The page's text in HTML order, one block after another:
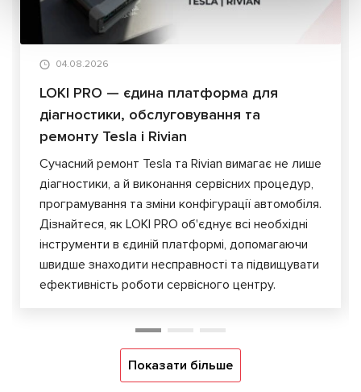
04.08.2026
LOKI PRO — єдина платформа для
діагностики, обслуговування та
ремонту Tesla і Rivian
Сучасний ремонт Tesla та Rivian вимагає не лише
діагностики, а й виконання сервісних процедур,
програмування та зміни конфігурації автомобіля.
Дізнайтеся, як LOKI PRO об'єднує всі необхідні
інструменти в єдиній платформі, допомагаючи
швидше знаходити несправності та підвищувати
ефективність роботи сервісного центру.
Показати більше